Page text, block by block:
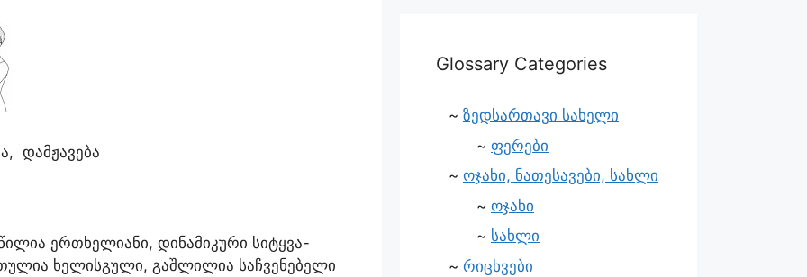
დამჟავება
ერთხელიანი, დინამიკური სიტყვა-
ხელისგული, გაშლილია საჩვენებელი
Glossary Categories
ზედსართავი სახელი
ფერები
ოჯახი, ნათესავები, სახლი
ოჯახი
სახლი
რიცხვები